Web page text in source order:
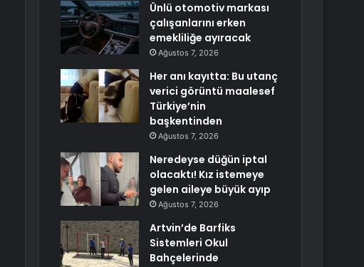
Ünlü otomotiv markası
çalışanlarını erken
emekliliğe ayıracak
Ağustos 7, 2026
Her anı kayıtta: Bu utanç
verici görüntü maalesef
Türkiye’nin
başkentinden
Ağustos 7, 2026
Neredeyse düğün iptal
olacaktı! Kız istemeye
gelen aileye büyük ayıp
Ağustos 7, 2026
Artvin’de Barfiks
Sistemleri Okul
Bahçelerinde